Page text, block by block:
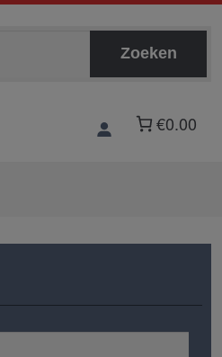
Zoeken
€0.00